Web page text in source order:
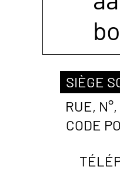
SIÈGE
RUE,
CODE